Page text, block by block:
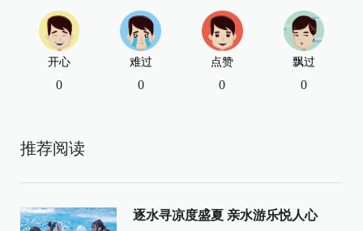
开心
0
难过
0
点赞
0
飘过
0
推荐阅读
逐水寻凉度盛夏 亲水游乐悦人心